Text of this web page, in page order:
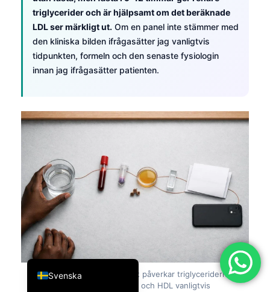
triglycerider och är hjälpsamt om det beräknade
LDL ser märkligt ut. Om en panel inte stämmer med
den kliniska bilden ifrågasätter jag vanligtvis
tidpunkten, formeln och den senaste fysiologin
innan jag ifrågasätter patienten.
Figur 7:Måltidernas tidpunkt påverkar triglyceriderna
mest, medan total kolesterol och HDL vanligtvis
Svenska
English
Deutsch
العربية
Français
עִבְרִית
Português
Türkçe
Română
简体中文
فارسی